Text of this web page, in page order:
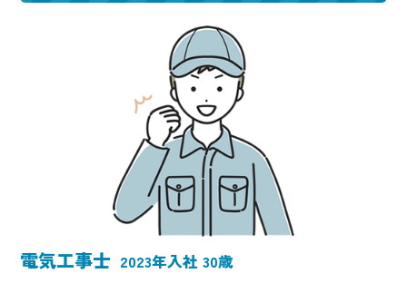
電気工事士 2023年入社 30歳